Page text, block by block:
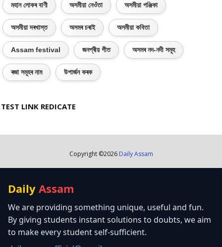
মহান লোকৰ বাণী অসমীয়া নেওঁতা অসমীয়া পঞ্জিকা
অসমীয়া দৰখাস্ত অসমৰ চৰাই অসমীয়া কবিতা
Assam festival জনপ্ৰীয় গীত অসমৰ নদ-নদী সমূহ
ৰজা সমূহৰ নাম উপাৰ্জন কৰক
TEST LINK REDICATE
Copyright ©2026 Daily Assam
Daily Assam
We are providing something unique, useful and fun.
By giving students instant solutions to doubts, we aim
to make every student self-sufficient.